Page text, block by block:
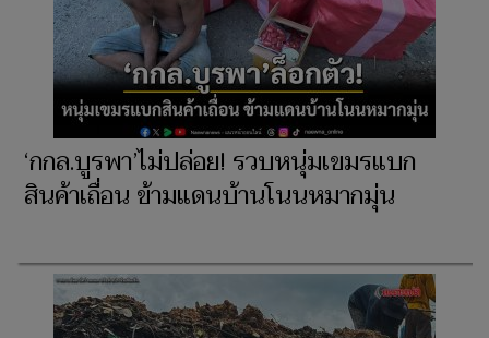
‘กกล.บูรพา’ไม่ปล่อย! รวบหนุ่มเขมรแบก
สินค้าเถื่อน ข้ามแดนบ้านโนนหมากมุ่น